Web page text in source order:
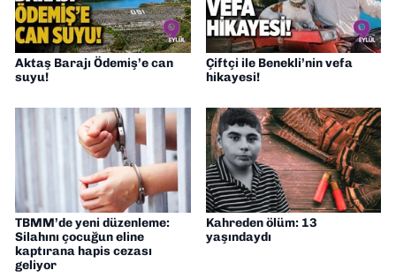
Aktaş Barajı Ödemiş’e can
suyu!
Çiftçi ile Benekli’nin vefa
hikayesi!
TBMM’de yeni düzenleme:
Silahını çocuğun eline
kaptırana hapis cezası
geliyor
Kahreden ölüm: 13
yaşındaydı